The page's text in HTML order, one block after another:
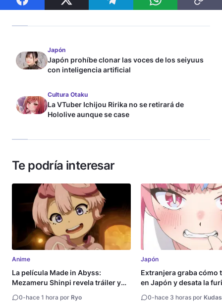
Japón
Japón prohíbe clonar las voces de los seiyuus
con inteligencia artificial
Cultura Otaku
La VTuber Ichijou Ririka no se retirará de
Hololive aunque se case
Te podría interesar
Anime
La película Made in Abyss:
Mezameru Shinpi revela tráiler y
fecha de estreno
0-hace 1 hora por Ryo
Japón
Extranjera graba cómo
en Japón y desata la
0-hace 3 horas por